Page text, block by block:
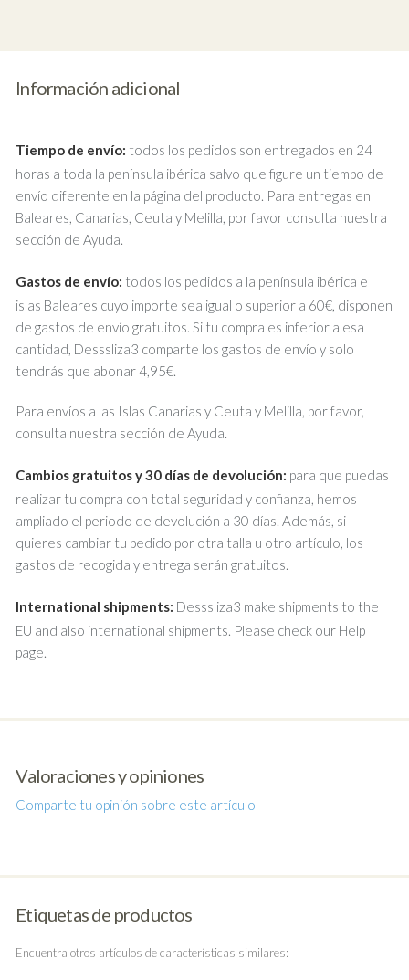
Información adicional
Tiempo de envío: todos los pedidos son entregados en 24
horas a toda la península ibérica salvo que figure un tiempo de
envío diferente en la página del producto. Para entregas en
Baleares, Canarias, Ceuta y Melilla, por favor consulta nuestra
sección de Ayuda.
Gastos de envío: todos los pedidos a la península ibérica e
islas Baleares cuyo importe sea igual o superior a 60€, disponen
de gastos de envío gratuitos. Si tu compra es inferior a esa
cantidad, Desssliza3 comparte los gastos de envío y solo
tendrás que abonar 4,95€.
Para envíos a las Islas Canarias y Ceuta y Melilla, por favor,
consulta nuestra sección de Ayuda.
Cambios gratuitos y 30 días de devolución: para que puedas
realizar tu compra con total seguridad y confianza, hemos
ampliado el periodo de devolución a 30 días. Además, si
quieres cambiar tu pedido por otra talla u otro artículo, los
gastos de recogida y entrega serán gratuitos.
International shipments: Desssliza3 make shipments to the
EU and also international shipments. Please check our Help
page.
Valoraciones y opiniones
Comparte tu opinión sobre este artículo
Etiquetas de productos
Encuentra otros artículos de características similares: